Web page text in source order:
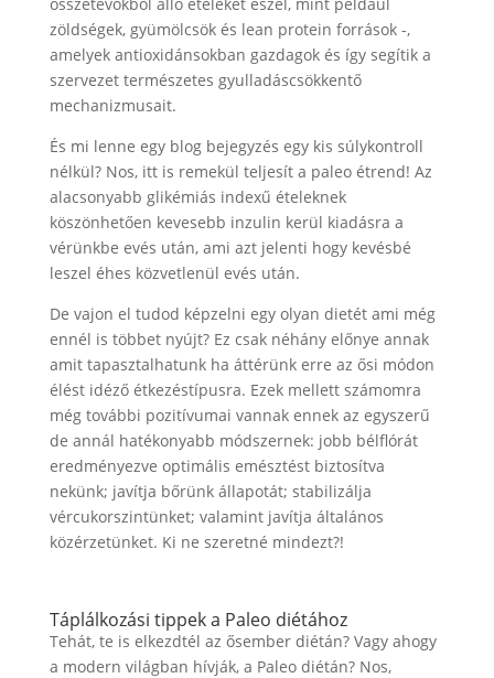
zöldségek, gyümölcsök és lean protein források -,
amelyek antioxidánsokban gazdagok és így segítik a
szervezet természetes gyulladáscsökkentő
mechanizmusait.
És mi lenne egy blog bejegyzés egy kis súlykontroll
nélkül? Nos, itt is remekül teljesít a paleo étrend! Az
alacsonyabb glikémiás indexű ételeknek
köszönhetően kevesebb inzulin kerül kiadásra a
vérünkbe evés után, ami azt jelenti hogy kevésbé
leszel éhes közvetlenül evés után.
De vajon el tudod képzelni egy olyan dietét ami még
ennél is többet nyújt? Ez csak néhány előnye annak
amit tapasztalhatunk ha áttérünk erre az ősi módon
élést idéző étkezéstípusra. Ezek mellett számomra
még további pozitívumai vannak ennek az egyszerű
de annál hatékonyabb módszernek: jobb bélflórát
eredményezve optimális emésztést biztosítva
nekünk; javítja bőrünk állapotát; stabilizálja
vércukorszintünket; valamint javítja általános
közérzetünket. Ki ne szeretné mindezt?!
Táplálkozási tippek a Paleo diétához
Tehát, te is elkezdtél az ősember diétán? Vagy ahogy
a modern világban hívják, a Paleo diétán? Nos,